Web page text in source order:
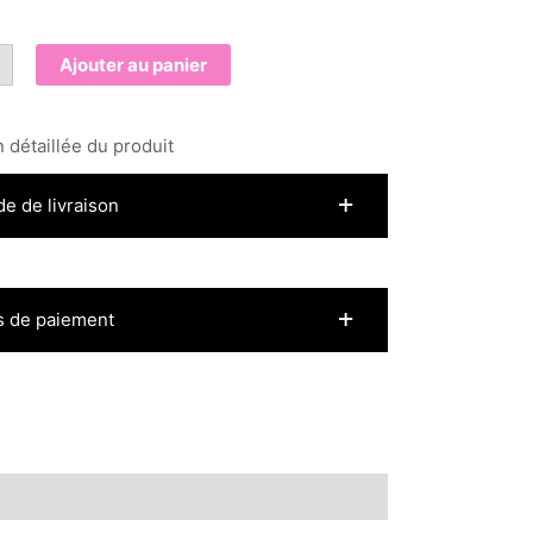
Ajouter au panier
détaillée du produit
de livraison
de paiement